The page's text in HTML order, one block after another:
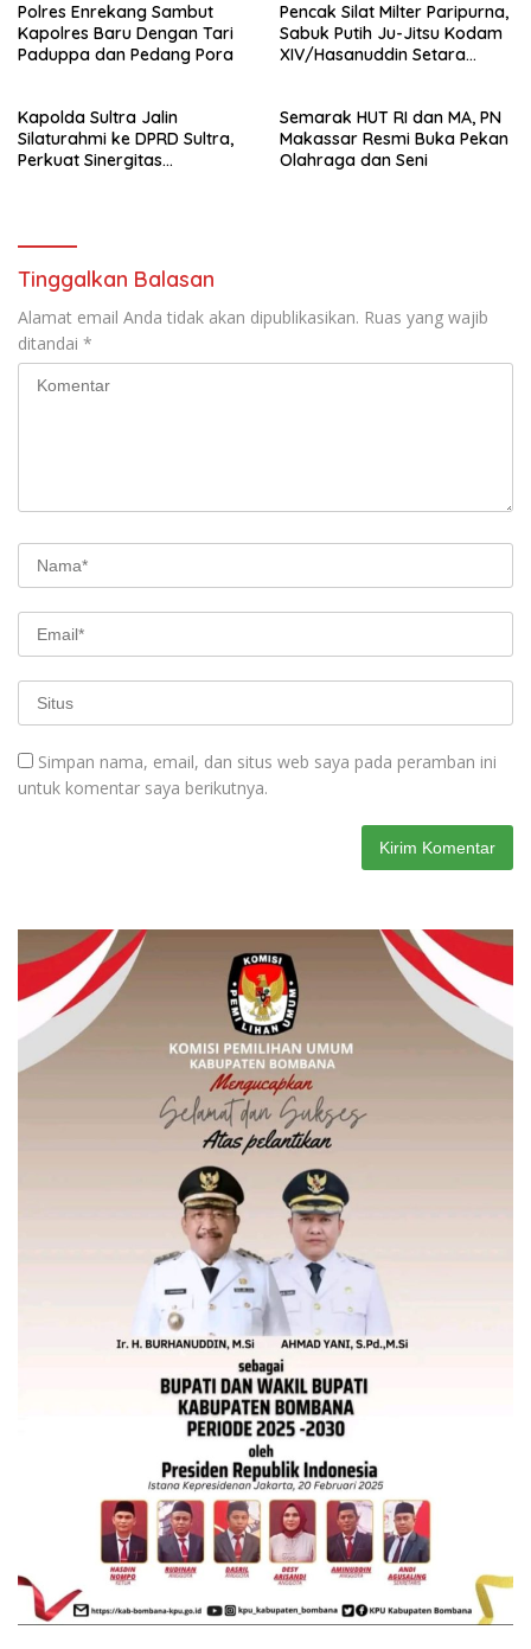
Polres Enrekang Sambut
Kapolres Baru Dengan Tari
Paduppa dan Pedang Pora
Pencak Silat Milter Paripurna,
Sabuk Putih Ju-Jitsu Kodam
XIV/Hasanuddin Setara
Kapolda Sultra Jalin
Silaturahmi ke DPRD Sultra,
Perkuat Sinergitas
Semarak HUT RI dan MA, PN
Makassar Resmi Buka Pekan
Olahraga dan Seni
Tinggalkan Balasan
Alamat email Anda tidak akan dipublikasikan. Ruas yang wajib
ditandai *
Simpan nama, email, dan situs web saya pada peramban ini
untuk komentar saya berikutnya.